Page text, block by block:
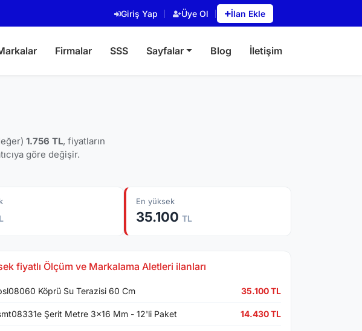
Giriş Yap Üye Ol İlan Ekle
Firmalar SSS Sayfalar Blog İletişim
1.756 TL, fiyatların
göre değişir.
En yüksek
35.100 TL
fiyatlı Ölçüm ve Markalama Aletleri ilanları
Köprü Su Terazisi 60 Cm 35.100 TL
Şerit Metre 3x16 Mm - 12'li Paket 14.430 TL